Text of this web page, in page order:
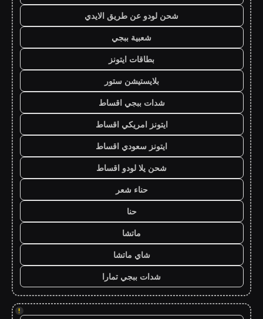
شحن لودو عن طريق الايدي
شعبية ببجي
بطاقات ايتونز
بلايستيشن ستور
شدات ببجي اقساط
ايتونز امريكي اقساط
ايتونز سعودي اقساط
شحن يلا لودو اقساط
حناء شعر
حنا
ماتشا
شاي ماتشا
شدات ببجي تمارا
!